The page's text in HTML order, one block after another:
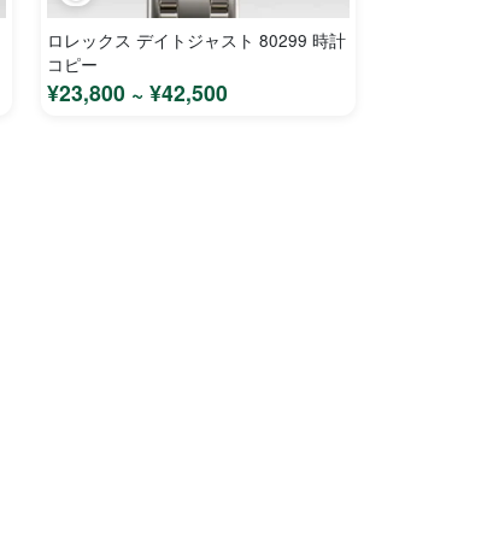
ロレックス デイトジャスト 80299 時計
コピー
¥23,800 ~ ¥42,500